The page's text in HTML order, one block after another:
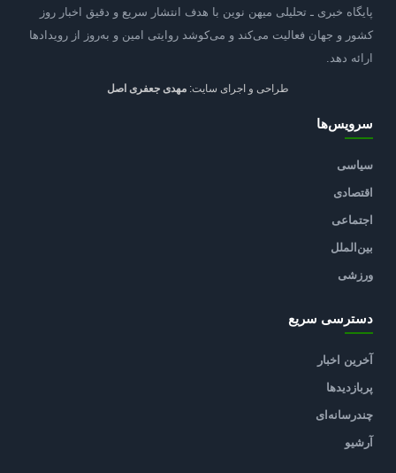
پایگاه خبری ـ تحلیلی میهن نوین با هدف انتشار سریع و دقیق اخبار روز
کشور و جهان فعالیت می‌کند و می‌کوشد روایتی امین و به‌روز از رویدادها
ارائه دهد.
طراحی و اجرای سایت: مهدی جعفری اصل
سرویس‌ها
سیاسی
اقتصادی
اجتماعی
بین‌الملل
ورزشی
دسترسی سریع
آخرین اخبار
پربازدیدها
چندرسانه‌ای
آرشیو